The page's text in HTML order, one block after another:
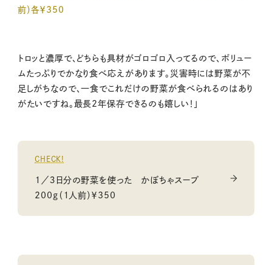
前）各￥350
トロッと濃厚で、どちらも具材がゴロゴロ入ってるので、ボリュー
ムたっぷりでかなり食べ応えがあります。災害時には野菜が不
足しがちなので、一食でこれだけの野菜が食べられるのはあり
がたいですね。最長2年保存できるのも嬉しい！」
CHECK!
１／３日分の野菜を使った かぼちゃスープ
200ｇ（１人前）￥350